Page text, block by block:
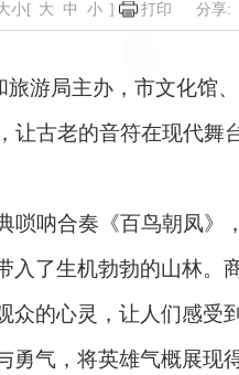
小[ 大 中 小 ] 打印
游局主办，市文化馆
让古老的音符在现代舞
呐合奏《百鸟朝凤》
入了生机勃勃的山林。
众的心灵，让人们感受
勇气，将英雄气概展现